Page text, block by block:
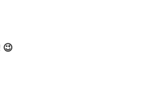
😉